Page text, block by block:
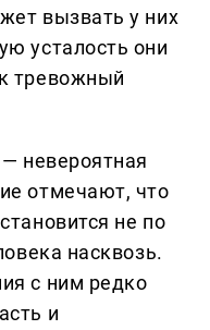
вызвать у них
усталость они
тревожный
невероятная
отмечают, что
не по
насквозь.
с ним редко
и